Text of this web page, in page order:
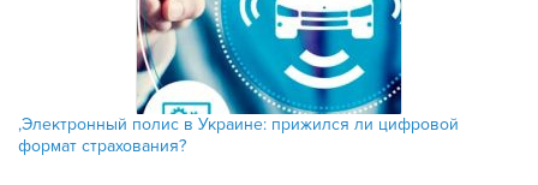
‚Электронный полис в Украине: прижился ли цифровой
формат страхования?